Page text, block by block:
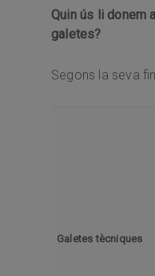
Quin ús li donem
galetes?
Segons la seva
Galetes tècniques